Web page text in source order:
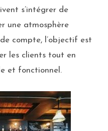
s’intégrer de
une atmosphère
compte, l’objectif est
les clients tout en
et fonctionnel.